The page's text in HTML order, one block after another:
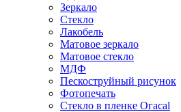
Зеркало
Стекло
Лакобель
Матовое зеркало
Матовое стекло
МДФ
Пескоструйный рисунок
Фотопечать
Стекло в пленке Огасаl